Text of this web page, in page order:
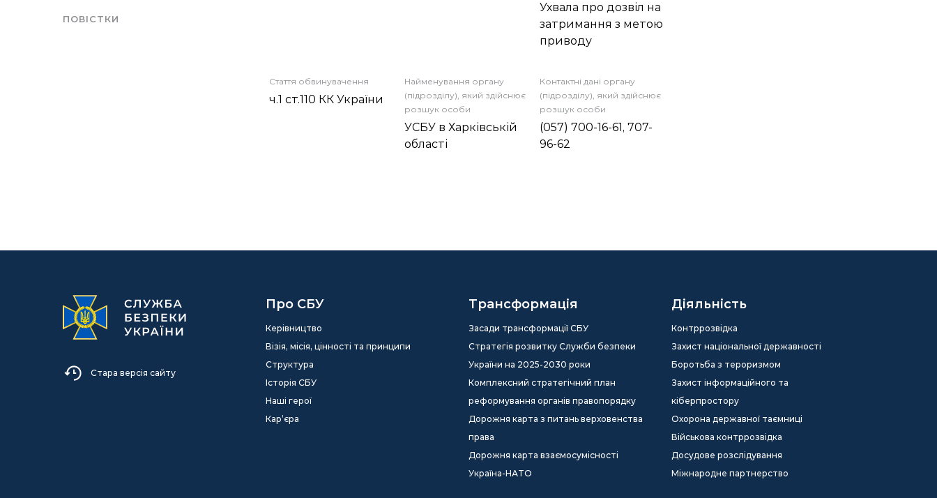
ПОВІСТКИ
Ухвала про дозвіл на
затримання з метою
приводу
Стаття обвинувачення
ч.1 ст.110 КК України
Найменування органу
(підрозділу), який здійснює
розшук особи
УСБУ в Харківській
області
Контактні дані органу
(підрозділу), який здійснює
розшук особи
(057) 700-16-61, 707-
96-62
Стара версія сайту
Про СБУ
Керівництво
Візія, місія, цінності та принципи
Структура
Історія СБУ
Наші герої
Кар’єра
Трансформація
Засади трансформації СБУ
Стратегія розвитку Служби безпеки
України на 2025-2030 роки
Комплексний стратегічний план
реформування органів правопорядку
Дорожня карта з питань верховенства
права
Дорожня карта взаємосумісності
Україна-НАТО
Діяльність
Контррозвідка
Захист національної державності
Боротьба з тероризмом
Захист інформаційного та
кіберпростору
Охорона державної таємниці
Військова контррозвідка
Досудове розслідування
Міжнародне партнерство